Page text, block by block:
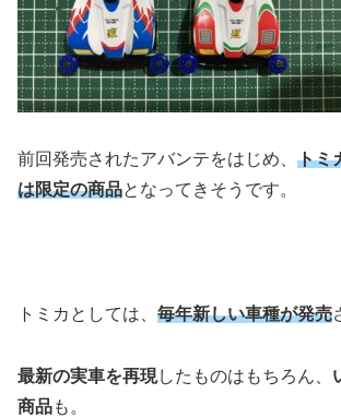
前回発売されたアバンテをはじめ、 トミ
は限定の商品となってきそうです。
トミカとしては、 毎年新しい車種が発売
最新の実車を再現したものはもちろん、
商品も。